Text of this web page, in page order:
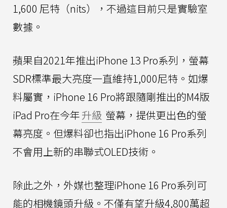
1,600 尼特（nits），不過這目前只是實驗室
數據。
蘋果自2021年推出iPhone 13 Pro系列，螢幕
SDR標準最大亮度一直維持1,000尼特。如爆
料屬實，iPhone 16 Pro將跟隨剛推出的M4版
iPad Pro在今年升級 螢幕，提供更出色的螢
幕亮度。但爆料卻也指出iPhone 16 Pro系列
不會用上新的串聯式OLED技術。
除此之外，外媒也整理iPhone 16 Pro系列可
能的相機鏡頭升級。不僅有望升級4,800萬超